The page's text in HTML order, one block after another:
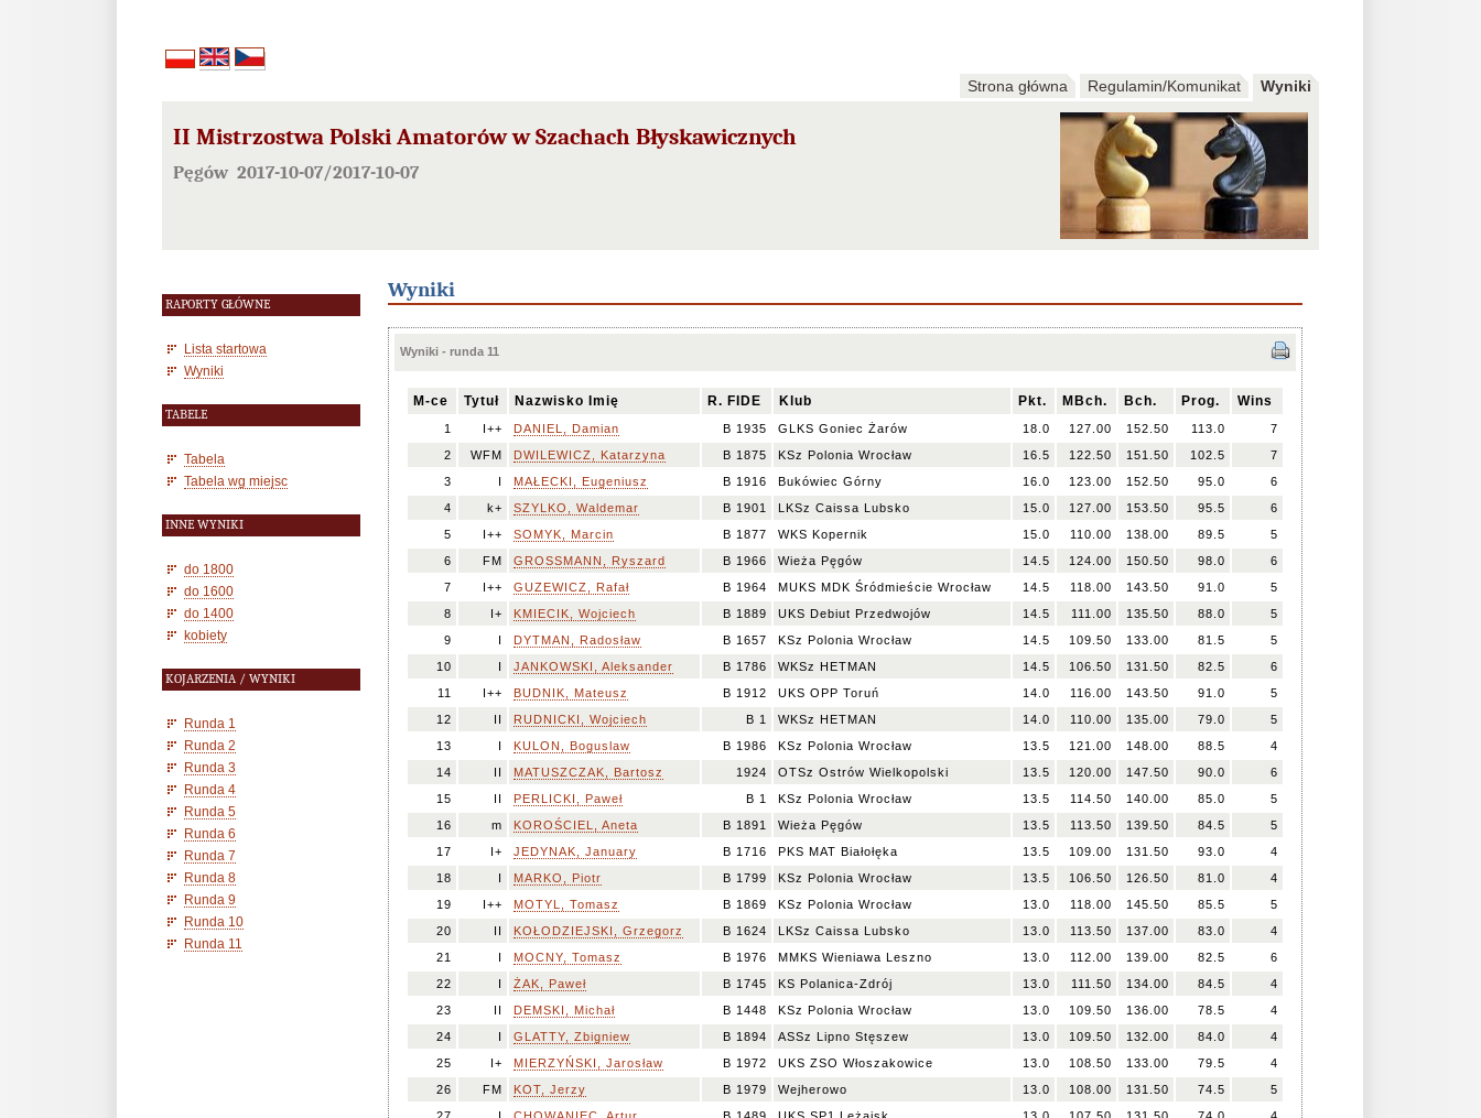
Strona główna Regulamin/Komunikat Wyniki
II Mistrzostwa Polski Amatorów w Szachach Błyskawicznych
Pęgów 2017-10-07/2017-10-07
RAPORTY GŁÓWNE
Lista startowa
Wyniki
TABELE
Tabela
Tabela wg miejsc
INNE WYNIKI
do 1800
do 1600
do 1400
kobiety
KOJARZENIA / WYNIKI
Runda 1
Runda 2
Runda 3
Runda 4
Runda 5
Runda 6
Runda 7
Runda 8
Runda 9
Runda 10
Runda 11
Wyniki
Wyniki - runda 11
M-ce Tytuł Nazwisko Imię R. FIDE Klub Pkt. MBch. Bch. Prog. Wins
1 I++ DANIEL, Damian B 1935 GLKS Goniec Żarów 18.0 127.00 152.50 113.0
7
2
WFM DWILEWICZ, Katarzyna B 1875 KSz Polonia Wrocław 16.5 122.50 151.50 102.5
7
3
I MAŁECKI, Eugeniusz B 1916 Bukówiec Górny 16.0 123.00 152.50 95.0
6
4
k+ SZYLKO, Waldemar B 1901 LKSz Caissa Lubsko 15.0 127.00 153.50 95.5
6
5
I++ SOMYK, Marcin B 1877 WKS Kopernik 15.0 110.00 138.00 89.5
5
6
FM GROSSMANN, Ryszard B 1966 Wieża Pęgów 14.5 124.00 150.50 98.0
6
7
I++ GUZEWICZ, Rafał B 1964 MUKS MDK Śródmieście Wrocław 14.5 118.00 143.50 91.0
5
8
I+ KMIECIK, Wojciech B 1889 UKS Debiut Przedwojów 14.5 111.00 135.50 88.0
5
9
I DYTMAN, Radosław B 1657 KSz Polonia Wrocław 14.5 109.50 133.00 81.5
5
10
I JANKOWSKI, Aleksander B 1786 WKSz HETMAN 14.5 106.50 131.50 82.5
6
11
I++ BUDNIK, Mateusz B 1912 UKS OPP Toruń 14.0 116.00 143.50 91.0
5
12
II RUDNICKI, Wojciech B 1 WKSz HETMAN 14.0 110.00 135.00 79.0
5
13
I KULON, Boguslaw B 1986 KSz Polonia Wrocław 13.5 121.00 148.00 88.5
4
14
II MATUSZCZAK, Bartosz 1924 OTSz Ostrów Wielkopolski 13.5 120.00 147.50 90.0
6
15
II PERLICKI, Paweł B 1 KSz Polonia Wrocław 13.5 114.50 140.00 85.0
5
16
m KOROŚCIEL, Aneta B 1891 Wieża Pęgów 13.5 113.50 139.50 84.5
5
17
I+ JEDYNAK, January B 1716 PKS MAT Białołęka 13.5 109.00 131.50 93.0
4
18
I MARKO, Piotr B 1799 KSz Polonia Wrocław 13.5 106.50 126.50 81.0
4
19
I++ MOTYL, Tomasz B 1869 KSz Polonia Wrocław 13.0 118.00 145.50 85.5
5
20
II KOŁODZIEJSKI, Grzegorz B 1624 LKSz Caissa Lubsko 13.0 113.50 137.00 83.0
4
21
I MOCNY, Tomasz B 1976 MMKS Wieniawa Leszno 13.0 112.00 139.00 82.5
6
22
I ŻAK, Paweł B 1745 KS Polanica-Zdrój 13.0 111.50 134.00 84.5
4
23
II DEMSKI, Michał B 1448 KSz Polonia Wrocław 13.0 109.50 136.00 78.5
4
24
I GLATTY, Zbigniew B 1894 ASSz Lipno Stęszew 13.0 109.50 132.00 84.0
4
25
I+ MIERZYŃSKI, Jarosław B 1972 UKS ZSO Włoszakowice 13.0 108.50 133.00 79.5
4
26
FM KOT, Jerzy B 1979 Wejherowo 13.0 108.00 131.50 74.5
5